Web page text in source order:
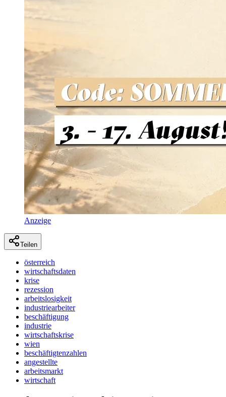
Anzeige
Teilen
österreich
wirtschaftsdaten
krise
rezession
arbeitslosigkeit
industriearbeiter
beschäftigung
industrie
wirtschaftskrise
wien
beschäftigtenzahlen
angestellte
arbeitsmarkt
wirtschaft